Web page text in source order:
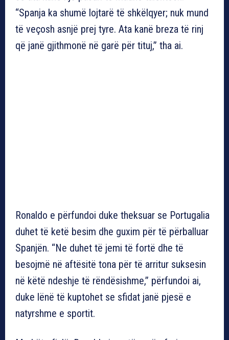
“Spanja ka shumë lojtarë të shkëlqyer; nuk mund
të veçosh asnjë prej tyre. Ata kanë breza të rinj
që janë gjithmonë në garë për tituj,” tha ai.
Ronaldo e përfundoi duke theksuar se Portugalia
duhet të ketë besim dhe guxim për të përballuar
Spanjën. “Ne duhet të jemi të fortë dhe të
besojmë në aftësitë tona për të arritur suksesin
në këtë ndeshje të rëndësishme,” përfundoi ai,
duke lënë të kuptohet se sfidat janë pjesë e
natyrshme e sportit.